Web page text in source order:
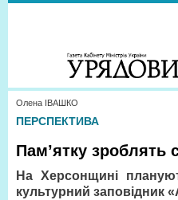
Олена ІВАШКО
ПЕРСПЕКТИВА
Пам’ятку зроблять
На Херсонщині
культурний заповідник